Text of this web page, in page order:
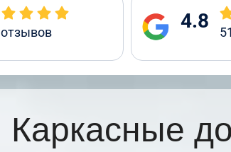
отзывов 4.8 51
Каркасные